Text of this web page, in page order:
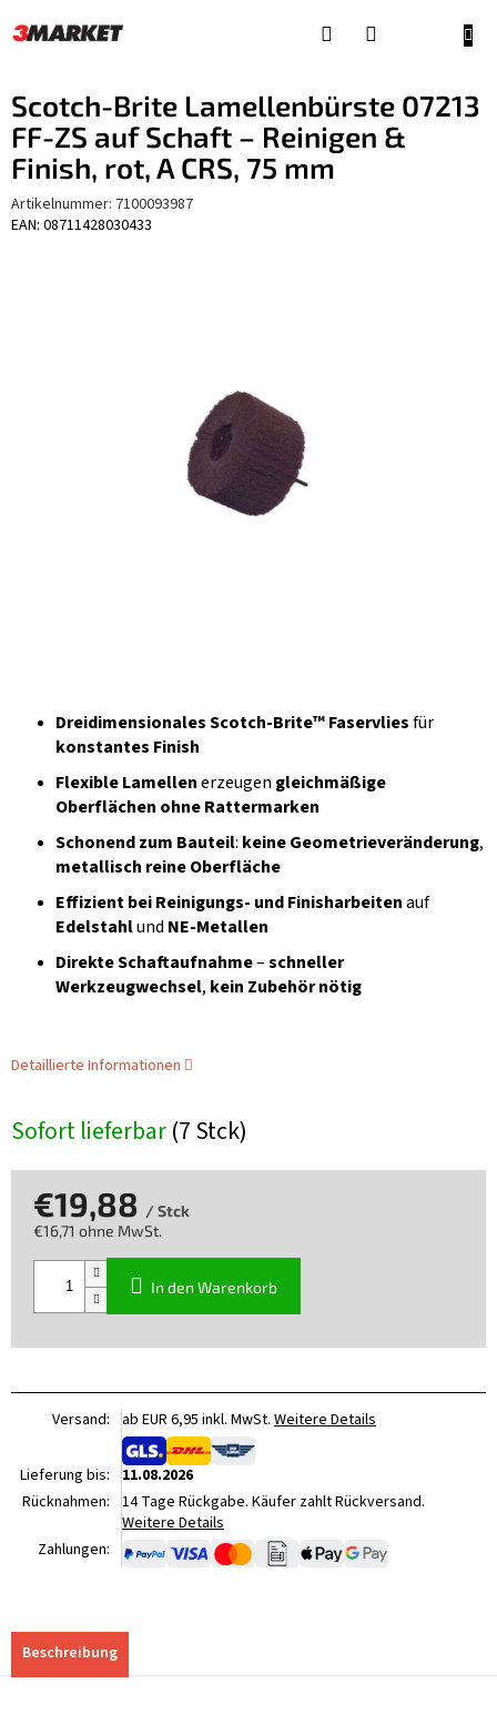
Inhalt
Scotch-Brite Lamellenbürste 07213
FF-ZS auf Schaft – Reinigen &
Finish, rot, A CRS, 75 mm
Artikelnummer: 7100093987
EAN: 08711428030433
Sofort lieferbar(7 Stck)
Dreidimensionales Scotch-Brite™ Faservliesfür
konstantes Finish
Flexible Lamellenerzeugen gleichmäßige
Oberflächen ohne Rattermarken
Schonend zum Bauteil: keine Geometrieveränderung,
metallisch reine Oberfläche
Effizient bei Reinigungs- und Finisharbeitenauf
Edelstahlund NE-Metallen
Direkte Schaftaufnahme–schneller
Werkzeugwechsel, kein Zubehör nötig
Detaillierte Informationen
€19,88 / Stck
€16,71 ohne MwSt.
In den Warenkorb
Versand: ab EUR 6,95 inkl. MwSt. Weitere Details
Lieferung bis:
11.08.2026
Rücknahmen: 14 Tage Rückgabe. Käufer zahlt Rückversand.
Weitere Details
Zahlungen:
Beschreibung